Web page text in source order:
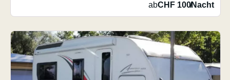
abCHF 100/Nacht